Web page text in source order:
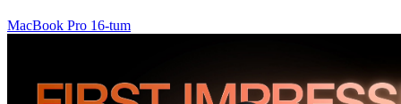
MacBook Pro 16-tum